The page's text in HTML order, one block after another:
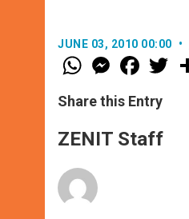
JUNE 03, 2010 00:00
W
h
t
s
p
p
M
e
s
e
g
e
F
a
e
b
o
k
w
Share this Entry
ZENIT Staff